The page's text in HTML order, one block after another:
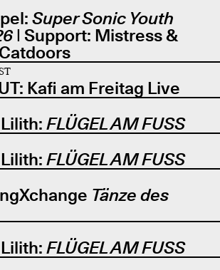
Super Sonic Youth
| Support: Mistress &
Kafi am Freitag Live
FLÜGEL AM FUSS
FLÜGEL AM FUSS
Tänze des
FLÜGEL AM FUSS